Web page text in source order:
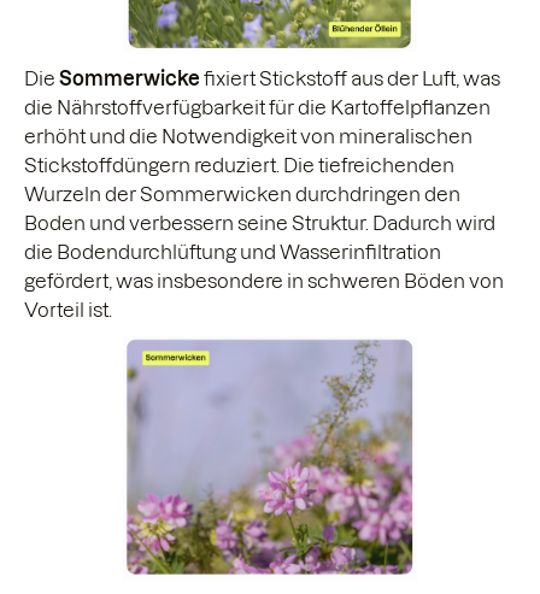
Die Sommerwicke fixiert Stickstoff aus der Luft, was
die Nährstoffverfügbarkeit für die Kartoffelpflanzen
erhöht und die Notwendigkeit von mineralischen
Stickstoffdüngern reduziert. Die tiefreichenden
Wurzeln der Sommerwicken durchdringen den
Boden und verbessern seine Struktur. Dadurch wird
die Bodendurchlüftung und Wasserinfiltration
gefördert, was insbesondere in schweren Böden von
Vorteil ist.